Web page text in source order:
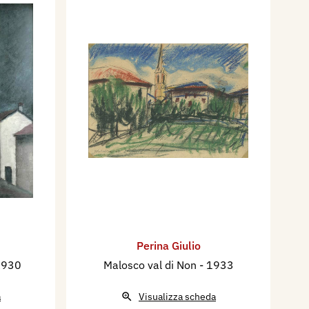
Perina Giulio
Malosco val di Non - 1933
Visualizza scheda